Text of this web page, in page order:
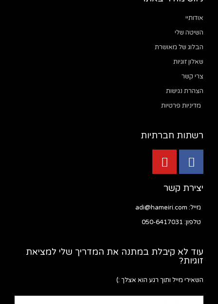
אודותיי
השיטה שלי
הבלוג של מאושרת
שאלון זוגיות
צרי קשר
הצהרת נגישות
מדיניות פרטיות
רשתות חברתיות
יצירת קשר
מייל: adi@hameiri.com
טלפון: 050-6417031
עוד לא קיבלת במתנה את המדריך שלי למציאת
זוגיות?
השאירי מייל ותוך רגע הוא אצלך :)